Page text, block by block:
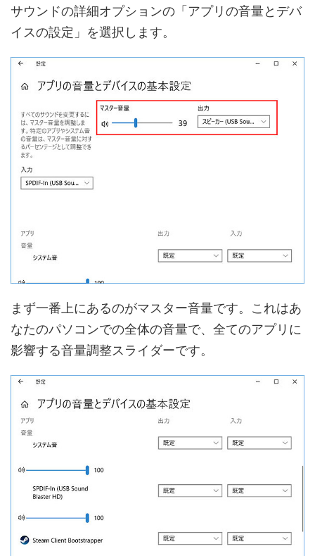
サウンドの詳細オプションの「アプリの音量とデバ
イスの設定」を選択します。
まず一番上にあるのがマスター音量です。これはあ
なたのパソコンでの全体の音量で、全てのアプリに
影響する音量調整スライダーです。